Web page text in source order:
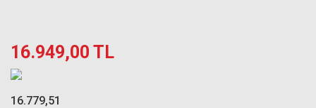
16.949,00 TL
16.779,51